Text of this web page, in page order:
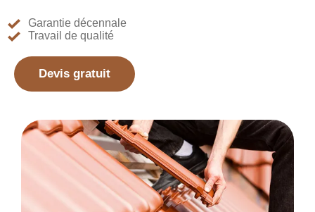
Garantie décennale
Travail de qualité
Devis gratuit